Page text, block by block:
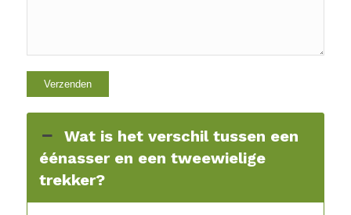
Wat is het verschil tussen een
éénasser en een tweewielige
trekker?